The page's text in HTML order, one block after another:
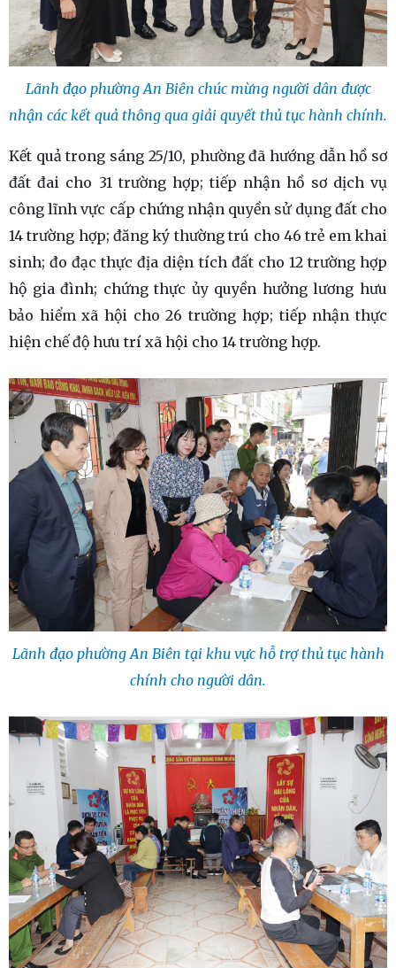
Lãnh đạo phường An Biên chúc mừng người dân được
nhận các kết quả thông qua giải quyết thủ tục hành chính.
Kết quả trong sáng 25/10, phường đã hướng dẫn hồ sơ
đất đai cho 31 trường hợp; tiếp nhận hồ sơ dịch vụ
công lĩnh vực cấp chứng nhận quyền sử dụng đất cho
14 trường hợp; đăng ký thường trú cho 46 trẻ em khai
sinh; đo đạc thực địa diện tích đất cho 12 trường hợp
hộ gia đình; chứng thực ủy quyền hưởng lương hưu
bảo hiểm xã hội cho 26 trường hợp; tiếp nhận thực
hiện chế độ hưu trí xã hội cho 14 trường hợp.
Lãnh đạo phường An Biên tại khu vực hỗ trợ thủ tục hành
chính cho người dân.